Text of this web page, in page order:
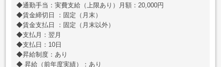
◆通勤手当：実費支給（上限あり）月額：20,000円
◆賃金締切日 ：固定（月末）
◆賃金支払日 ：固定（月末以外）
◆支払月：翌月
◆支払日：10日
◆昇給制度：あり
◆ 昇給（前年度実績）：あり